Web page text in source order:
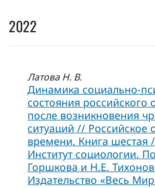
2022
Латова Н. В.
Динамика социально-
состояния российского
после возникновения
ситуаций // Российское
времени. Книга
Институт социологии.
Горшкова и Н.Е.
Издательство «Весь